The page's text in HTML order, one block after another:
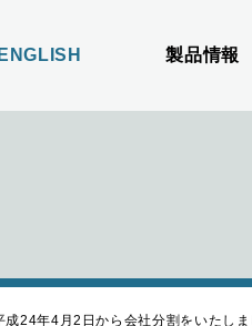
ENGLISH 製品情報
成24年4月2日から会社分割をいたしま